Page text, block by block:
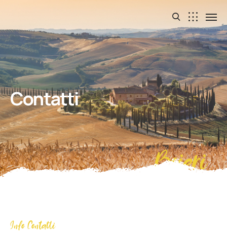
Contatti
Boieri
Info Contatti